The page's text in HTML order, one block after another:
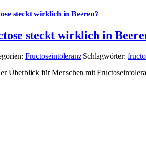
steckt wirklich in Beeren?
steckt wirklich in
Fructoseintoleranz|Schlagwörter:
Überblick für Menschen mit